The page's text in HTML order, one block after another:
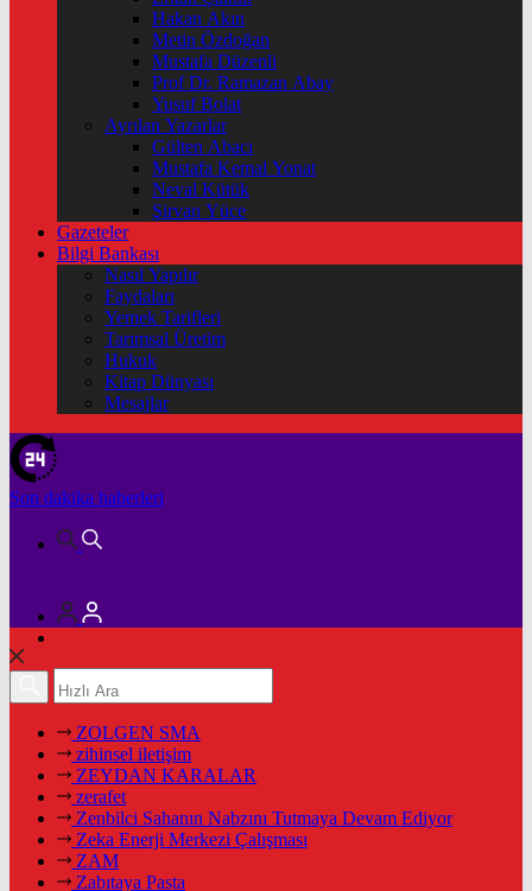
Hakan Akın
Metin Özdoğan
Mustafa Düzenli
Prof Dr. Ramazan Abay
Yusuf Bolat
Ayrılan Yazarlar
Gülten Abacı
Mustafa Kemal Yonat
Neval Kütük
Şirvan Yüce
Gazeteler
Bilgi Bankası
Nasıl Yapılır
Faydaları
Yemek Tarifleri
Tarımsal Üretim
Hukuk
Kitap Dünyası
Mesajlar
Son dakika haberleri
ZOLGEN SMA
zihinsel iletişim
ZEYDAN KARALAR
zerafet
Zenbilci Sahanın Nabzını Tutmaya Devam Ediyor
Zeka Enerji Merkezi Çalışması
ZAM
Zabıtaya Pasta